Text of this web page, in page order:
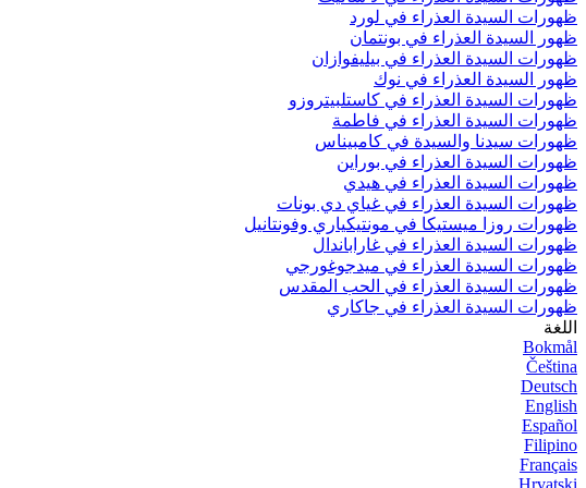
ظهورات السيدة العذراء في لورد
ظهور السيدة العذراء في بونتمان
ظهورات السيدة العذراء في بيليفوازان
ظهور السيدة العذراء في نوك
ظهورات السيدة العذراء في كاستلبيتروزو
ظهورات السيدة العذراء في فاطمة
ظهورات سيدنا والسيدة في كامبيناس
ظهورات السيدة العذراء في بوراين
ظهورات السيدة العذراء في هيدي
ظهورات السيدة العذراء في غياي دي بونات
ظهورات روزا ميستيكا في مونتيكياري وفونتانيل
ظهورات السيدة العذراء في غاراباندال
ظهورات السيدة العذراء في ميدجوغورجي
ظهورات السيدة العذراء في الحب المقدس
ظهورات السيدة العذراء في جاكاري
اللغة
Bokmål
Čeština
Deutsch
English
Español
Filipino
Français
Hrvatski